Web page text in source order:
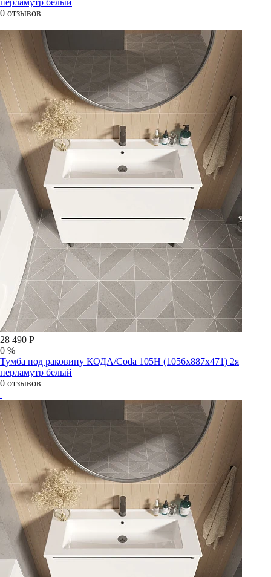
0 отзывов
28 490 Р
0 %
Тумба под раковину КОДА/Coda 105Н (1056х887х471) 2я
перламутр белый
0 отзывов